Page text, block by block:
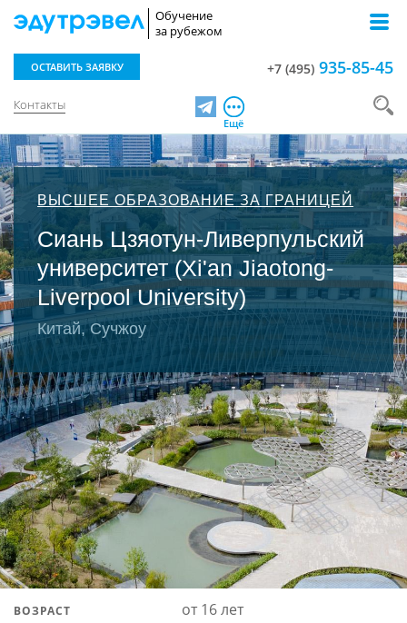
Обучение
за рубежом
Контакты
ОСТАВИТЬ ЗАЯВКУ +7 (495) 935-85-45
TelegramЕщё
ВЫСШЕЕ ОБРАЗОВАНИЕ ЗА ГРАНИЦЕЙ
Сиань Цзяотун-Ливерпульский
университет (Xi'an Jiaotong-
Liverpool University)
Китай, Сучжоу
ВОЗРАСТ от 16 лет